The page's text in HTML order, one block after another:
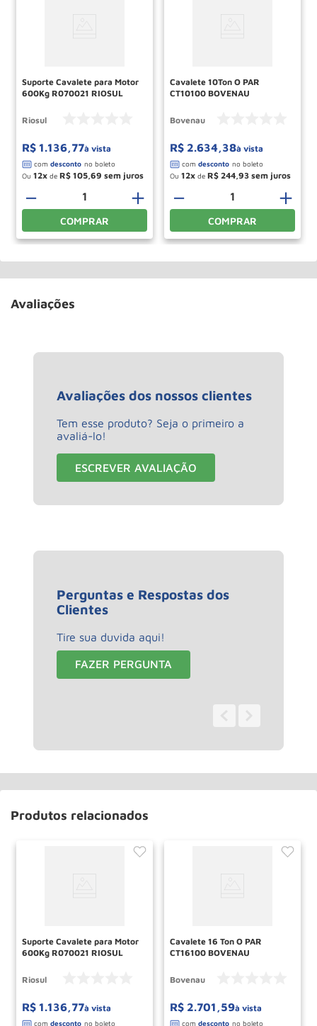
Suporte Cavalete para Motor
600Kg R070021 RIOSUL
Riosul
R$ 1.136,77à vista
Ou 12 de R$ 105 69
＋
－
COMPRAR
Cavalete 10Ton O PAR
CT10100 BOVENAU
Bovenau
R$ 2.634,38à vista
Ou 12 de R$ 244 93
＋
－
COMPRAR
Avaliações
Avaliações dos nossos clientes
Tem esse produto? Seja o primeiro a
avaliá-lo!
ESCREVER AVALIAÇÃO
Perguntas e Respostas dos
Clientes
Tire sua duvida aqui!
FAZER PERGUNTA
Produtos relacionados
Suporte Cavalete para Motor
600Kg R070021 RIOSUL
Riosul
R$ 1.136,77à vista
Cavalete 16 Ton O PAR
CT16100 BOVENAU
Bovenau
R$ 2.701 ,59à vista